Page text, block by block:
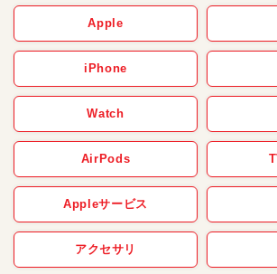
Apple
iPhone
Watch
AirPods
Appleサービス
アクセサリ